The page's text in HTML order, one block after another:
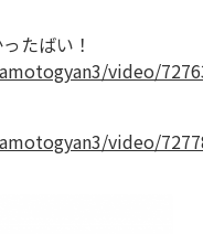
たばい！
video/
video/